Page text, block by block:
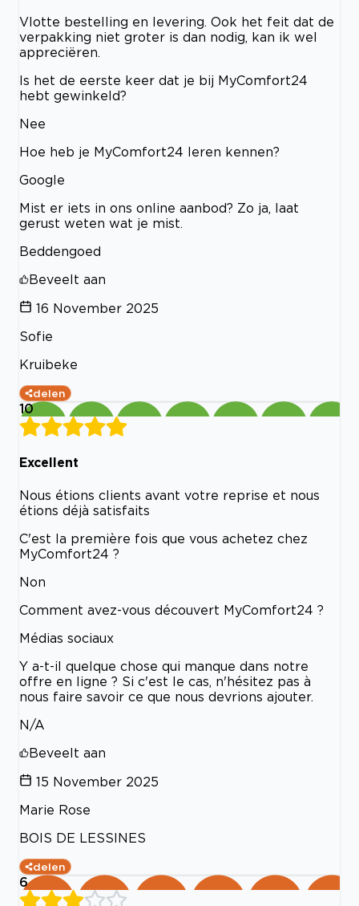
Vlotte bestelling en levering. Ook het feit dat de
verpakking niet groter is dan nodig, kan ik wel
appreciëren.
Is het de eerste keer dat je bij MyComfort24
hebt gewinkeld?
Nee
Hoe heb je MyComfort24 leren kennen?
Google
Mist er iets in ons online aanbod? Zo ja, laat
gerust weten wat je mist.
Beddengoed
Beveelt aan
16 November 2025
Sofie
Kruibeke
delen
10
Excellent
Nous étions clients avant votre reprise et nous
étions déjà satisfaits
C'est la première fois que vous achetez chez
MyComfort24 ?
Non
Comment avez-vous découvert MyComfort24 ?
Médias sociaux
Y a-t-il quelque chose qui manque dans notre
offre en ligne ? Si c'est le cas, n'hésitez pas à
nous faire savoir ce que nous devrions ajouter.
N/A
Beveelt aan
15 November 2025
Marie Rose
BOIS DE LESSINES
delen
6